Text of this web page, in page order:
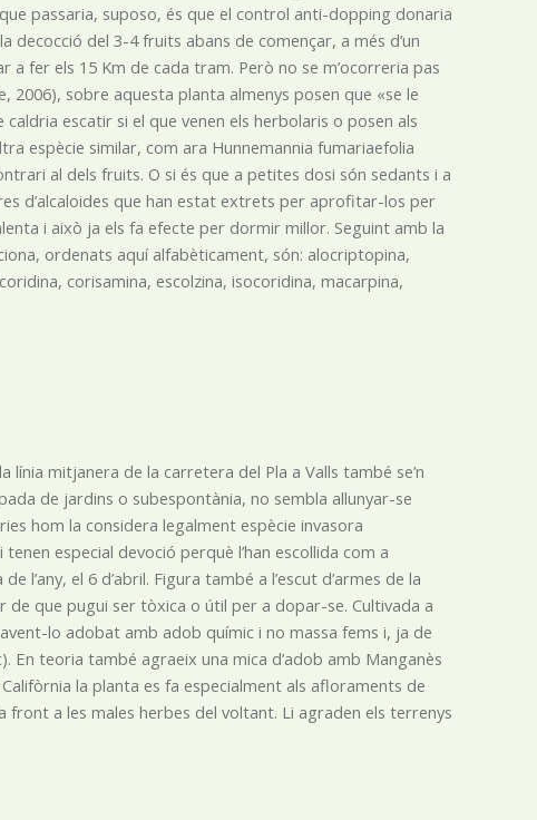
passaria, suposo, és que el control anti-dopping donaria
decocció del 3-4 fruits abans de començar, a més d’un
fer els 15 Km de cada tram. Però no se m’ocorreria pas
2006), sobre aquesta planta almenys posen que «se le
escatir si el que venen els herbolaris o posen als
espècie similar, com ara Hunnemannia fumariaefolia
al dels fruits. O si és que a petites dosi són sedants i a
d’alcaloides que han estat extrets per aprofitar-los per
i això ja els fa efecte per dormir millor. Seguint amb la
ordenats aquí alfabèticament, són: alocriptopina,
corisamina, escolzina, isocoridina, macarpina,
línia mitjanera de la carretera del Pla a Valls també se’n
de jardins o subespontània, no sembla allunyar-se
hom la considera legalment espècie invasora
especial devoció perquè l’han escollida com a
l’any, el 6 d’abril. Figura també a l’escut d’armes de la
de que pugui ser tòxica o útil per a dopar-se. Cultivada a
lo adobat amb adob químic i no massa fems i, ja de
teoria també agraeix una mica d’adob amb Manganès
la planta es fa especialment als afloraments de
a les males herbes del voltant. Li agraden els terrenys